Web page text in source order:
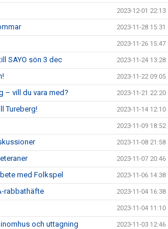
2023-12-01 22:13
2023-11-28 15:31
2023-11-26 15:47
SAYO sön 3 dec 2023-11-24 13:28
2023-11-22 09:05
– vill du vara med? 2023-11-21 22:20
Tureberg! 2023-11-14 12:10
2023-11-09 18:52
2023-11-08 21:58
2023-11-07 20:46
med Folkspel 2023-11-06 14:38
rabbathäfte 2023-11-04 16:38
2023-11-04 11:10
och uttagning 2023-11-03 12:46